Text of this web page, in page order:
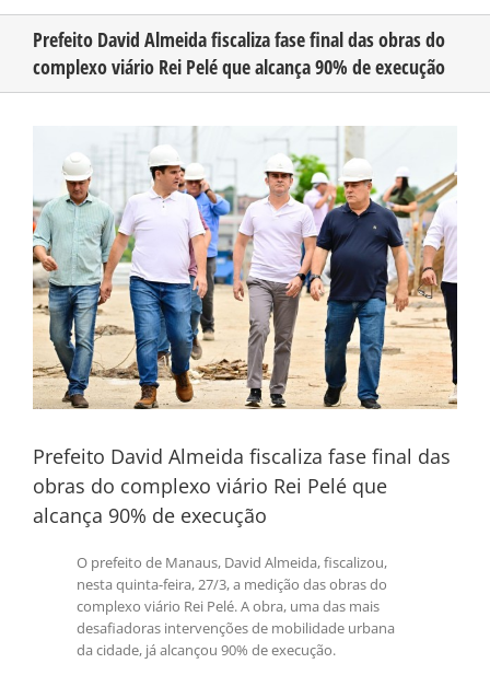
CONHEÇA O AMAZONAS
CONTATO
Prefeito David Almeida fiscaliza fase final das obras do
complexo viário Rei Pelé que alcança 90% de execução
Larger
Image
Prefeito David Almeida fiscaliza fase final das
obras do complexo viário Rei Pelé que
alcança 90% de execução
O prefeito de Manaus, David Almeida, fiscalizou,
nesta quinta-feira, 27/3, a medição das obras do
complexo viário Rei Pelé. A obra, uma das mais
desafiadoras intervenções de mobilidade urbana
da cidade, já alcançou 90% de execução.